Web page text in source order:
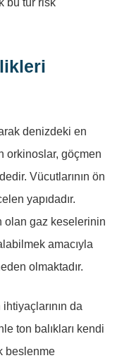
denizdeki en
orkinoslar, göçmen
Vücutlarının ön
yapıdadır.
olan gaz keselerinin
amacıyla
olmaktadır.
da
ton balıkları kendi
beslenme